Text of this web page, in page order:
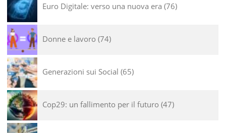
Euro Digitale: verso una nuova era 76
Donne e lavoro 74
Generazioni sui Social 65
Cop29: un fallimento per il futuro 47